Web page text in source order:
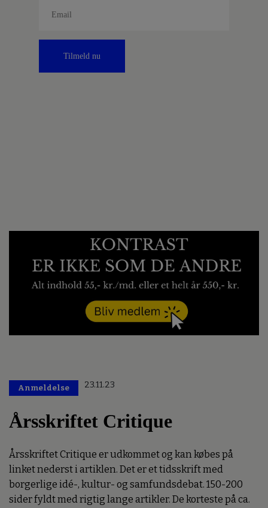
Tilmeld nu
Anmeldelse 23.11.23
Årsskriftet Critique
Årsskriftet Critique er udkommet og kan købes på
linket nederst i artiklen. Det er et tidsskrift med
borgerlige idé-, kultur- og samfundsdebat. 150-200
sider fyldt med rigtig lange artikler. De korteste på ca.